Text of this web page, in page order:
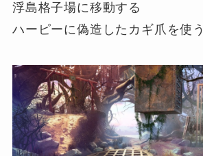
浮島格子場に移動する
ハーピーに偽造したカギ爪を使う